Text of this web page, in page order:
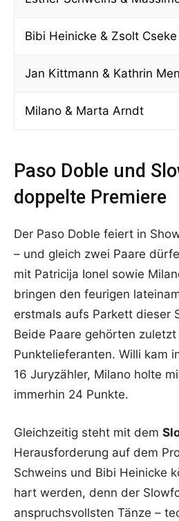
Bibi Heinicke & Zsolt Cseke
Jan Kittmann & Kathrin
Milano & Marta Arndt
Paso Doble und
doppelte Premiere
Der Paso Doble feiert in
– und gleich zwei Paare
mit Patricija Ionel sowie
bringen den feurigen
erstmals aufs Parkett dieser
Beide Paare gehörten
Punktelieferanten. Willi kam
16 Juryzähler, Milano holte
immerhin 24 Punkte.
Gleichzeitig steht mit dem
Herausforderung auf dem
Schweins und Bibi Heinicke
hart werden, denn der
anspruchsvollsten Tänze –